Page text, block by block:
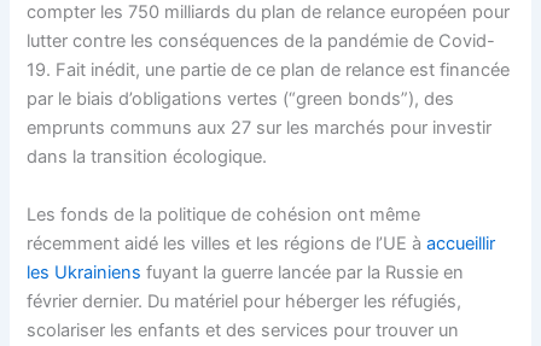
compter les 750 milliards du plan de relance européen pour
lutter contre les conséquences de la pandémie de Covid-
19. Fait inédit, une partie de ce plan de relance est financée
par le biais d’obligations vertes (“green bonds”), des
emprunts communs aux 27 sur les marchés pour investir
dans la transition écologique.
Les fonds de la politique de cohésion ont même
récemment aidé les villes et les régions de l’UE àaccueillir
les Ukrainiens fuyant la guerre lancée par la Russie en
février dernier. Du matériel pour héberger les réfugiés,
scolariser les enfants et des services pour trouver un